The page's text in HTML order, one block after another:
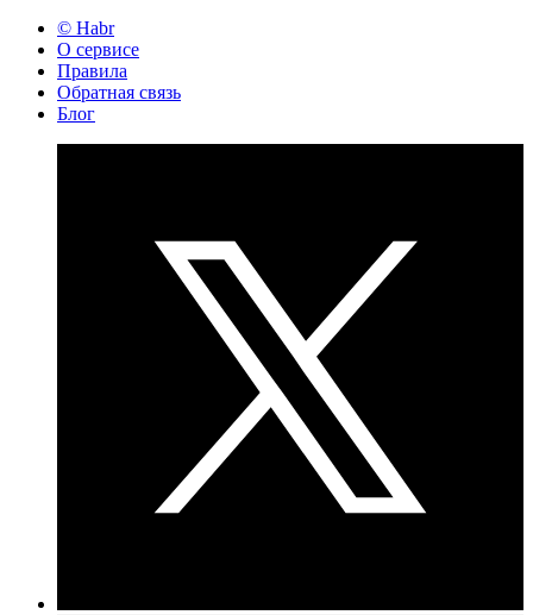
© Habr
О сервисе
Правила
Обратная связь
Блог